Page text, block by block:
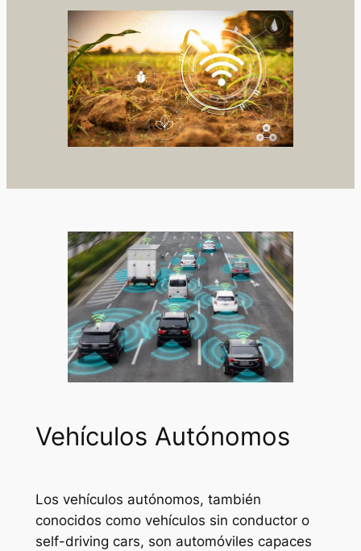
Vehículos Autónomos
Los vehículos autónomos, también
conocidos como vehículos sin conductor o
self-driving cars, son automóviles capaces